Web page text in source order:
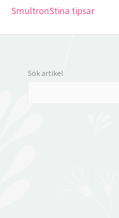
SmultronStina tipsar
Sök artikel